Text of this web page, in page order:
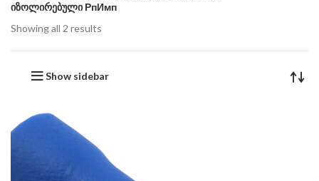
იზოლირებული РпИмп
Showing all 2 results
Show sidebar